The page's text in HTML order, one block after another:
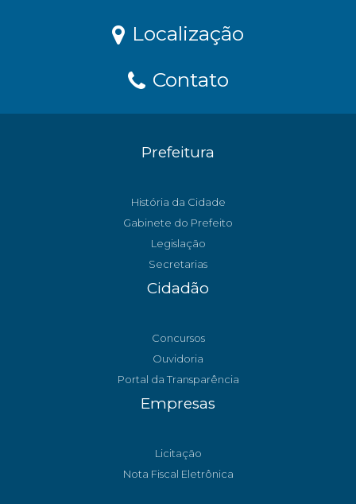
Localização
Contato
Prefeitura
História da Cidade
Gabinete do Prefeito
Legislação
Secretarias
Cidadão
Concursos
Ouvidoria
Portal da Transparência
Empresas
Licitação
Nota Fiscal Eletrônica